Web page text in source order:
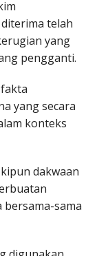
telah
yang
pengganti.
yang secara
konteks
dakwaan
bersama-sama